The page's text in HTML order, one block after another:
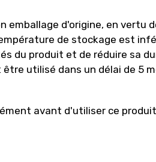
d'origine, en
de stockage est
du produit et de réduire sa
utilisé dans un délai de 5
avant d'utiliser ce